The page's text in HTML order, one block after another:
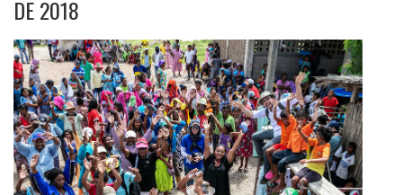
DE 2018